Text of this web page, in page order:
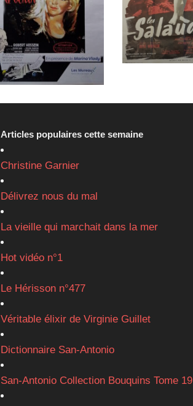
Articles populaires cette semaine
Christine Garnier
Délivrez nous du mal
La vieille qui marchait dans la mer
Hot vidéo n°1
Le Hérisson n°477
Véritable élixir de Virginie Guillet
Dictionnaire San-Antonio
San-Antonio Collection Bouquins Tome 19